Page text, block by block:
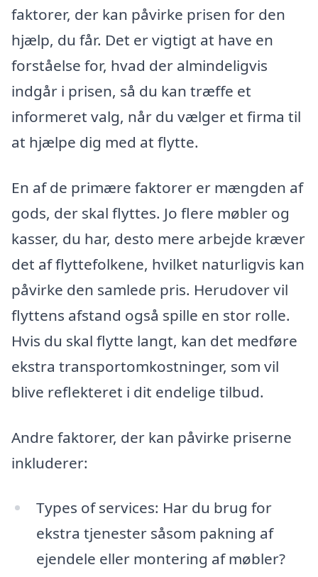
faktorer, der kan påvirke prisen for den
hjælp, du får. Det er vigtigt at have en
forståelse for, hvad der almindeligvis
indgår i prisen, så du kan træffe et
informeret valg, når du vælger et firma til
at hjælpe dig med at flytte.
En af de primære faktorer er mængden af
gods, der skal flyttes. Jo flere møbler og
kasser, du har, desto mere arbejde kræver
det af flyttefolkene, hvilket naturligvis kan
påvirke den samlede pris. Herudover vil
flyttens afstand også spille en stor rolle.
Hvis du skal flytte langt, kan det medføre
ekstra transportomkostninger, som vil
blive reflekteret i dit endelige tilbud.
Andre faktorer, der kan påvirke priserne
inkluderer:
Types of services: Har du brug for
ekstra tjenester såsom pakning af
ejendele eller montering af møbler?